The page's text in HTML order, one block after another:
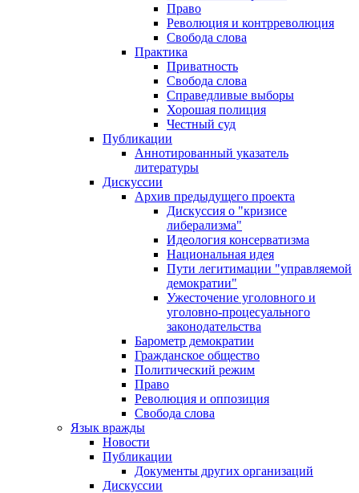
Право
Революция и контрреволюция
Свобода слова
Практика
Приватность
Свобода слова
Справедливые выборы
Хорошая полиция
Честный суд
Публикации
Аннотированный указатель
литературы
Дискуссии
Архив предыдущего проекта
Дискуссия о "кризисе
либерализма"
Идеология консерватизма
Национальная идея
Пути легитимации "управляемой
демократии"
Ужесточение уголовного и
уголовно-процесуального
законодательства
Барометр демократии
Гражданское общество
Политический режим
Право
Революция и оппозиция
Свобода слова
Язык вражды
Новости
Публикации
Документы других организаций
Дискуссии